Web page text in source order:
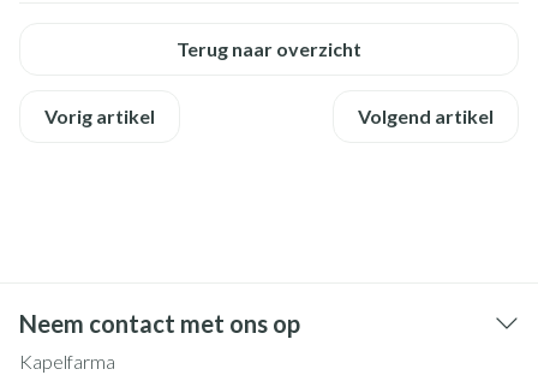
Terug naar overzicht
Vorig artikel Volgend artikel
Neem contact met ons op
Kapelfarma